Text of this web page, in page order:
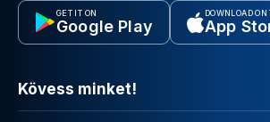
GET IT ON
Google Play
DOWNLOAD ON
App
Kövess minket!